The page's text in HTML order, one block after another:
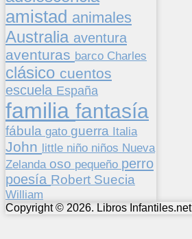
amistad animales
Australia aventura
aventuras barco Charles
clásico cuentos
escuela España
familia fantasía
fábula gato guerra Italia
John little niño niños Nueva
Zelanda oso pequeño perro
poesía Robert Suecia
William
Copyright © 2026. Libros Infantiles.net